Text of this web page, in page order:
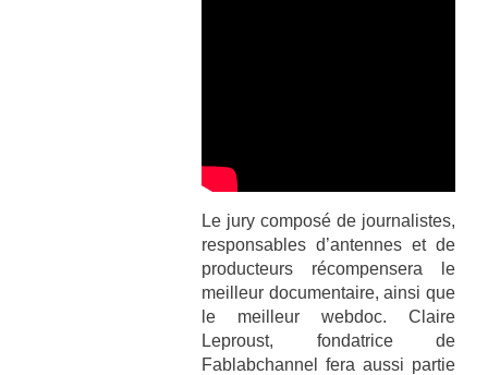
Le jury composé de journalistes,
responsables d’antennes et de
producteurs récompensera le
meilleur documentaire, ainsi que
le meilleur webdoc. Claire
Leproust, fondatrice de
Fablabchannel fera aussi partie